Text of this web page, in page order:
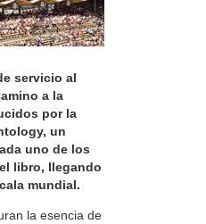
servicio al
a la
por la
un
uno de los
libro, llegando
mundial.
la esencia de